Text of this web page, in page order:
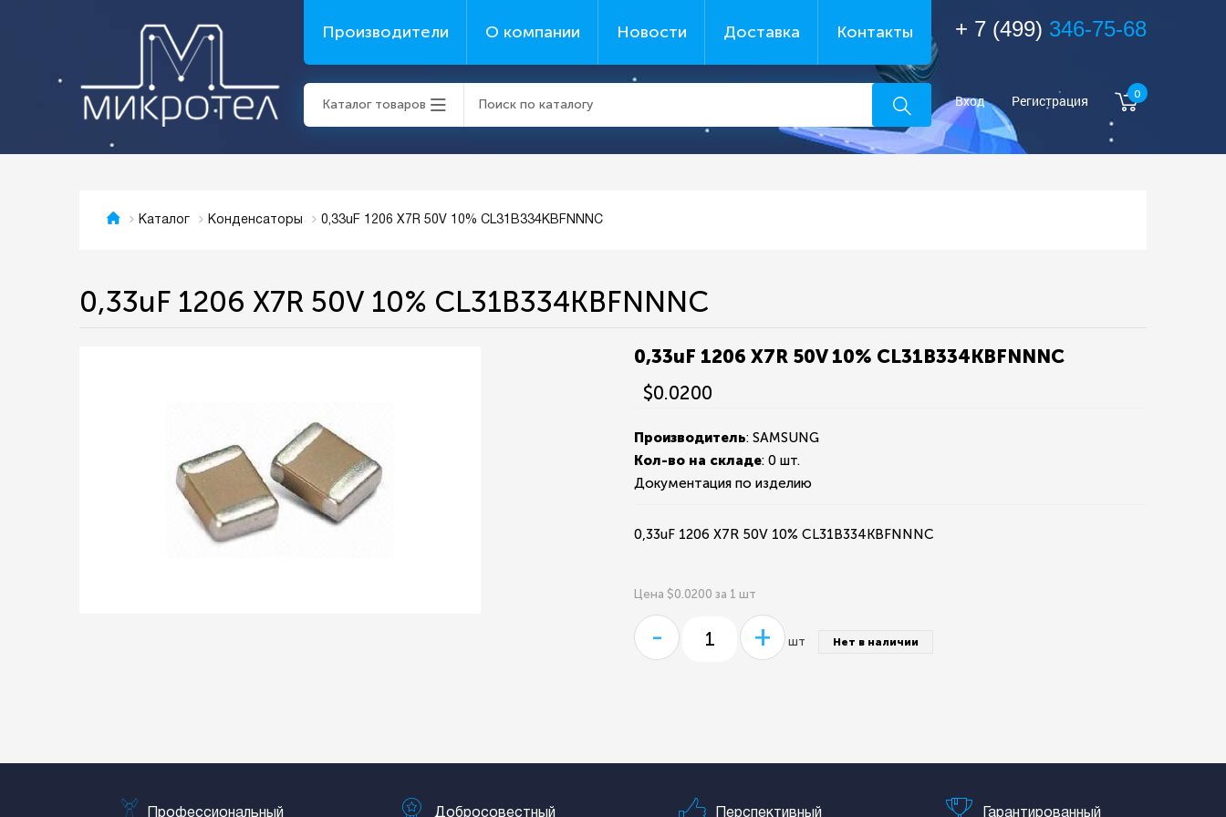
Производители О компании Новости Доставка Контакты
Каталог товаров
+ 7 (499) 346-75-68
Вход Регистрация 0
Каталог Конденсаторы 0,33uF 1206 X7R 50V 10% CL31B334KBFNNNC
0,33uF 1206 X7R 50V 10% CL31B334KBFNNNC
0,33uF 1206 X7R 50V 10% CL31B334KBFNNNC
$0.0200
Производитель: SAMSUNG
Кол-во на складе:0 шт.
Документация по изделию
0,33uF 1206 X7R 50V 10% CL31B334KBFNNNC
Цена $0.0200 за 1 шт
- + шт Нет в наличии
Профессиональный Добросовестный Перспективный Гарантированный